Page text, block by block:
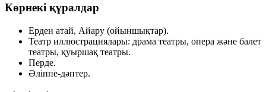
Көрнекі құралдар
Ерден атай, Айару (ойыншықтар).
Театр иллюстрациялары: драма театры, опера және балет
театры, қуыршақ театры.
Перде.
Әліппе-дәптер.